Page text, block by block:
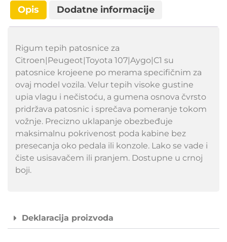
Opis Dodatne informacije
Rigum tepih patosnice za
Citroen|Peugeot|Toyota 107|Aygo|C1 su
patosnice krojeene po merama specifičnim za
ovaj model vozila. Velur tepih visoke gustine
upia vlagu i nečistoću, a gumena osnova čvrsto
pridržava patosnic i sprečava pomeranje tokom
vožnje. Precizno uklapanje obezbeđuje
maksimalnu pokrivenost poda kabine bez
presecanja oko pedala ili konzole. Lako se vade i
čiste usisavačem ili pranjem. Dostupne u crnoj
boji.
Deklaracija proizvoda